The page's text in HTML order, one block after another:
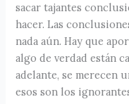
sacar tajantes
hacer. Las
nada aún. Hay que
algo de verdad están
adelante, se merecen
esos son los